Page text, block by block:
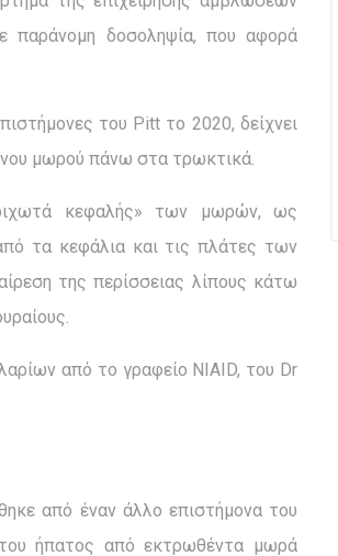
παράνομη δοσοληψία, που αφορά
του Pitt το 2020, δείχνει
μωρού πάνω στα τρωκτικά.
κεφαλής» των μωρών, ως
τα κεφάλια και τις πλάτες των
της περίσσειας λίπους κάτω
από το γραφείο NIAID, του Dr
από έναν άλλο επιστήμονα του
ήπατος από εκτρωθέντα μωρά